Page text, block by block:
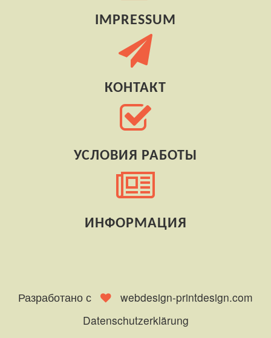
IMPRESSUM
КОНТАКТ
УСЛОВИЯ РАБОТЫ
ИНФОРМАЦИЯ
Разработано с
webdesign-printdesign.com
Datenschutzerklärung